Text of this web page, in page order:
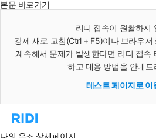
본문 바로가기
리디 접속이 원활하지
강제 새로 고침(Ctrl + F5)이나 브라우저
계속해서 문제가 발생한다면 리디 접속
하고 대응 방법을 안내드
테스트 페이지로 이
리
홈
나의 은조 상세페이지